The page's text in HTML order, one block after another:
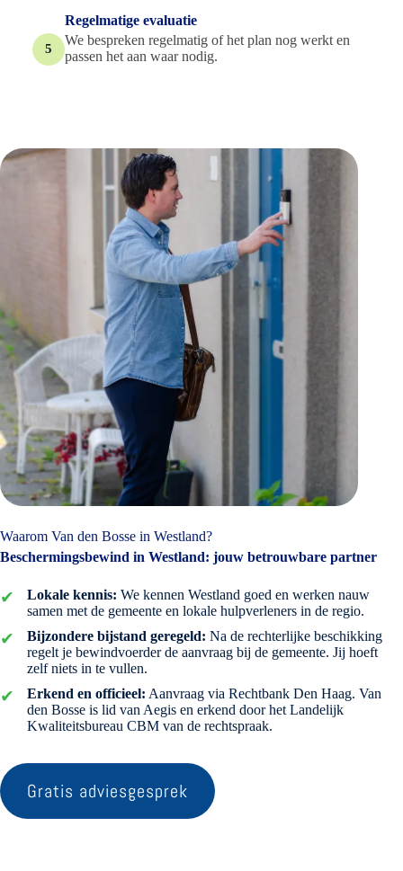
5
Regelmatige evaluatie
We bespreken regelmatig of het plan nog werkt en
passen het aan waar nodig.
Waarom Van den Bosse in Westland?
Beschermingsbewind in Westland: jouw betrouwbare partner
Lokale kennis: We kennen Westland goed en werken nauw
samen met de gemeente en lokale hulpverleners in de regio.
Bijzondere bijstand geregeld: Na de rechterlijke beschikking
regelt je bewindvoerder de aanvraag bij de gemeente. Jij hoeft
zelf niets in te vullen.
Erkend en officieel: Aanvraag via Rechtbank Den Haag. Van
den Bosse is lid van Aegis en erkend door het Landelijk
Kwaliteitsbureau CBM van de rechtspraak.
Gratis adviesgesprek